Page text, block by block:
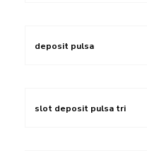
deposit pulsa
slot deposit pulsa tri